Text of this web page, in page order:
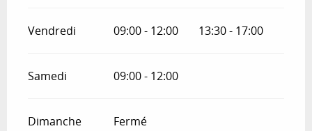
Vendredi 09:00 - 12:00 13:30 - 17:00
Samedi 09:00 - 12:00
Dimanche Fermé